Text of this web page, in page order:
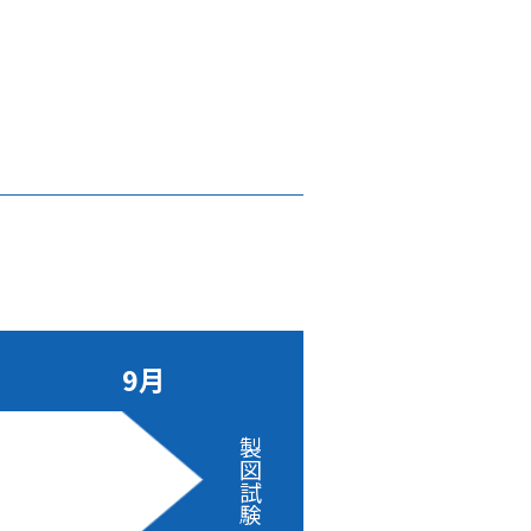
9月
製
図
試
験